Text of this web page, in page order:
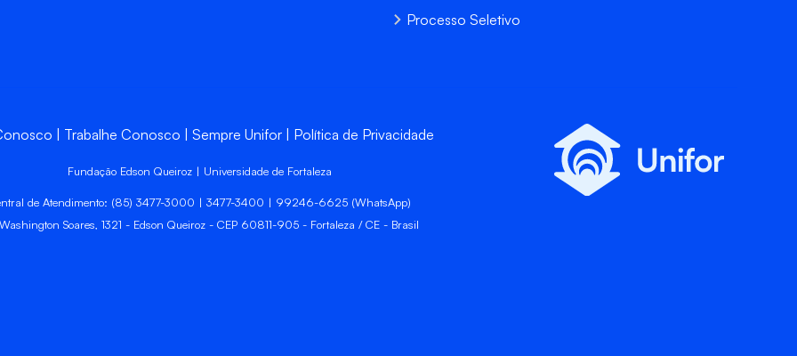
Processo Seletivo
Trabalhe Conosco Sempre Unifor Política de Privacidade
Fundação Edson Queiroz | Universidade de Fortaleza
de Atendimento: (85) 3477-3000 | 3477-3400 | 99246-6625 (WhatsApp)
Soares, 1321 - Edson Queiroz - CEP 60811-905 - Fortaleza / CE - Brasil